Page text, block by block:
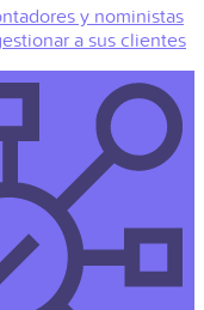
y noministas
a sus clientes